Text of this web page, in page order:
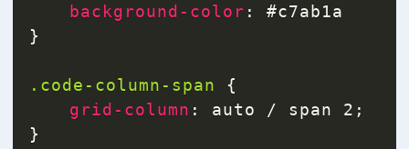
background-color :
}
.code-column-span
{
grid-column : auto / span 2 ;
}